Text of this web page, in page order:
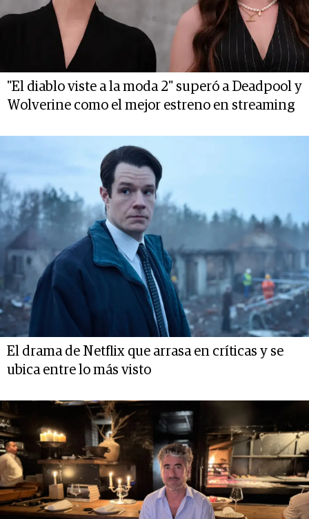
"El diablo viste a la moda 2" superó a Deadpool y
Wolverine como el mejor estreno en streaming
El drama de Netflix que arrasa en críticas y se
ubica entre lo más visto